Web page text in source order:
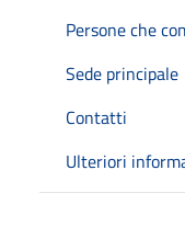
Persone che
Sede principale
Contatti
Ulteriori